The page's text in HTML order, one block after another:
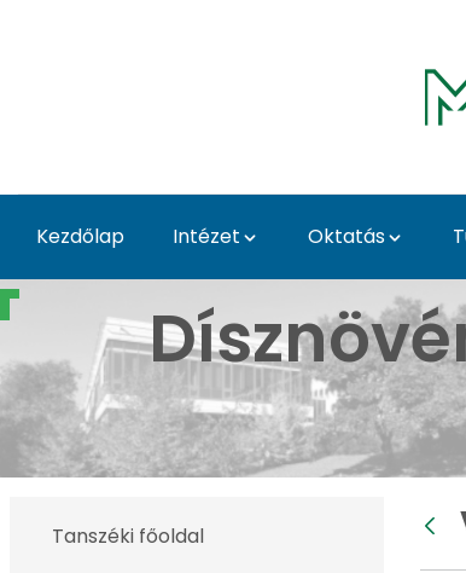
Kezdőlap Intézet Oktatás
Védett növények
Tanszéki főoldal